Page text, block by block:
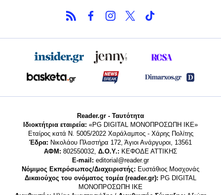
Reader.gr - Ταυτότητα
Ιδιοκτήτρια εταιρεία: «PG DIGITAL MONΟΠΡΟΣΩΠΗ ΙΚΕ»
Εταίρος κατά Ν. 5005/2022 Χαράλαμπος - Χάρης Πολίτης
Έδρα: Νικολάου Πλαστήρα 172, Άγιοι Ανάργυροι, 13561
ΑΦΜ: 802550032, Δ.Ο.Υ.: ΚΕΦΟΔΕ ΑΤΤΙΚΗΣ
E-mail: editorial@reader.gr
Νόμιμος Εκπρόσωπος/Διαχειριστής: Ευστάθιος Μοσχονάς
Δικαιούχος του ονόματος τομέα (reader.gr): PG DIGITAL
MONΟΠΡΟΣΩΠΗ ΙΚΕ